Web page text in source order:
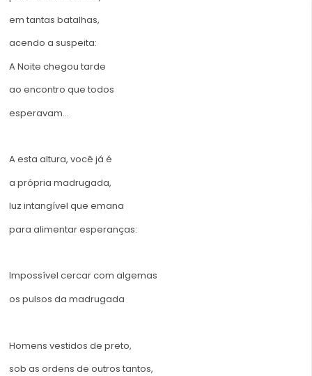
em tantas batalhas,
acendo a suspeita:
A Noite chegou tarde
ao encontro que todos
esperavam…
A esta altura, você já é
a própria madrugada,
luz intangível que emana
para alimentar esperanças:
Impossível cercar com algemas
os pulsos da madrugada
Homens vestidos de preto,
sob as ordens de outros tantos,